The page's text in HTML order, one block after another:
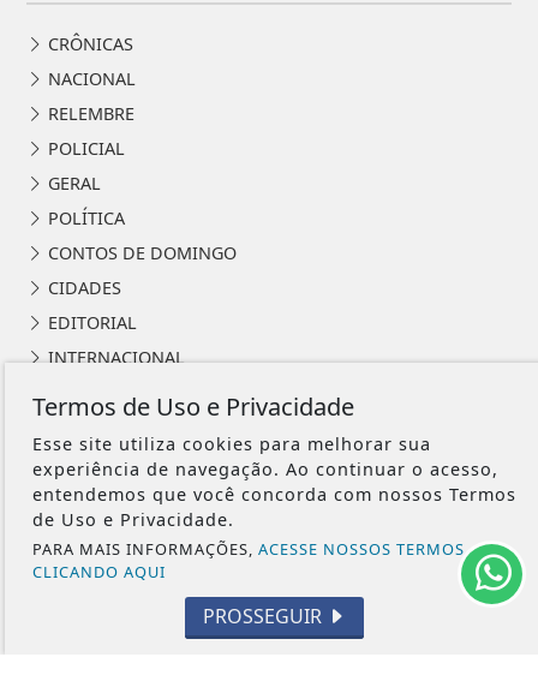
CRÔNICAS
NACIONAL
RELEMBRE
POLICIAL
GERAL
POLÍTICA
CONTOS DE DOMINGO
CIDADES
EDITORIAL
INTERNACIONAL
CULTURA
EVENTOS
RELIGIÃO
TECNOLOGIA
Termos de Uso e Privacidade
Esse site utiliza cookies para melhorar sua
experiência de navegação. Ao continuar o acesso,
entendemos que você concorda com nossos Termos
de Uso e Privacidade.
PARA MAIS INFORMAÇÕES, ACESSE NOSSOS TERMOS
CLICANDO AQUI
PROSSEGUIR